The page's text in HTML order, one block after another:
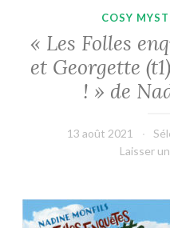
COSY
« Les Folles
et Georgette
! » de
13 août 2021
Laisser